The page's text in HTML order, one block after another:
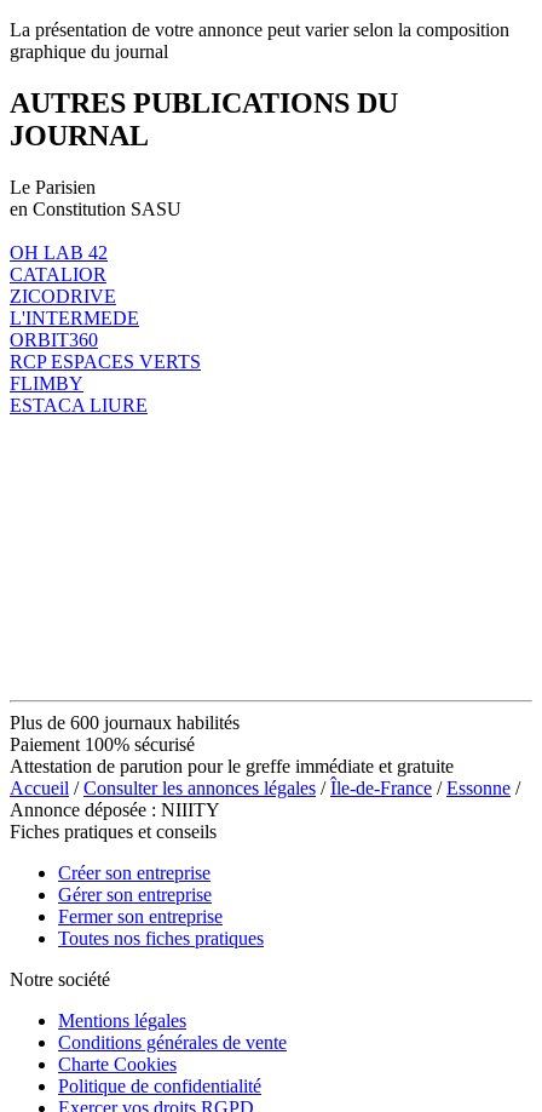
La présentation de votre annonce peut varier selon la composition
graphique du journal
AUTRES PUBLICATIONS DU
JOURNAL
Le Parisien
en Constitution SASU
OH LAB 42
CATALIOR
ZICODRIVE
L'INTERMEDE
ORBIT360
RCP ESPACES VERTS
FLIMBY
ESTACA LIURE
Plus de 600 journaux habilités
Paiement 100% sécurisé
Attestation de parution pour le greffe immédiate et gratuite
Accueil /Consulter les annonces légales /Île-de-France /Essonne /
Annonce déposée : NIIITY
Fiches pratiques et conseils
Créer son entreprise
Gérer son entreprise
Fermer son entreprise
Toutes nos fiches pratiques
Notre société
Mentions légales
Conditions générales de vente
Charte Cookies
Politique de confidentialité
Exercer vos droits RGPD